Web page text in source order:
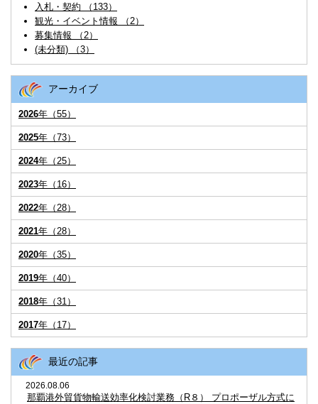
入札・契約 （133）
観光・イベント情報 （2）
募集情報 （2）
(未分類) （3）
アーカイブ
2026年（55）
2025年（73）
2024年（25）
2023年（16）
2022年（28）
2021年（28）
2020年（35）
2019年（40）
2018年（31）
2017年（17）
最近の記事
2026.08.06
那覇港外貿貨物輸送効率化検討業務（R８） プロポーザル方式に